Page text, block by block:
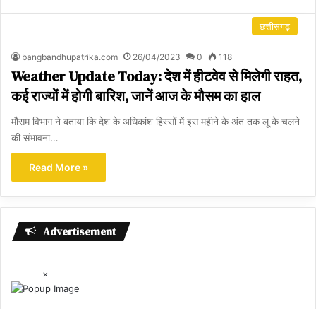
छत्तीसगढ़
bangbandhupatrika.com 26/04/2023 0 118
Weather Update Today: देश में हीटवेव से मिलेगी राहत,
कई राज्यों में होगी बारिश, जानें आज के मौसम का हाल
मौसम विभाग ने बताया कि देश के अधिकांश हिस्सों में इस महीने के अंत तक लू के चलने
की संभावना…
Read More »
Advertisement
×